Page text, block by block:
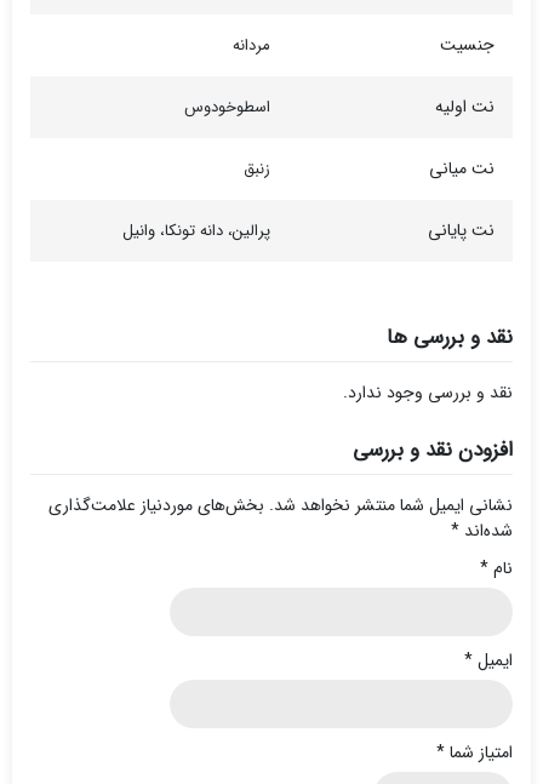
جنسیت مردانه
نت اولیه اسطوخودوس
نت میانی زنبق
نت پایانی پرالین، دانه تونکا، وانیل
نقد و بررسی ها
نقد و بررسی وجود ندارد.
افزودن نقد و بررسی
نشانی ایمیل شما منتشر نخواهد شد. بخش‌های موردنیاز علامت‌گذاری
شده‌اند *
نام*
ایمیل*
امتیاز شما*